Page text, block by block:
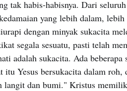
tak habis-habisnya. Dari
yang lebih dalam,
dengan minyak sukacita
segala sesuatu, pasti telah
adalah sukacita. Ada
itu Yesus bersukacita dalam
langit dan bumi." Kristus